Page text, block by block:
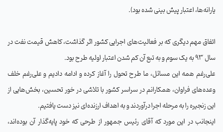
یارانه‌ها، اعتبار پیش بینی شده بود).
اتفاق مهم دیگری که بر فعالیت‌های اجرایی کشور اثر گذاشت، کاهش قیمت نفت در
سال 93 به یک سوم و به تبع آن کم شدن اعتبار اولیه طرح بود
.
علی‌رغم همه این مسائل، ما طرح تحول را آغاز کرده و ادامه دادیم و علی‌رغم خلف
وعده‌های فراوان، همکارانم در سراسر کشور با تلاشی در خور تحسین، بخش‌هایی از
این زنجیره را به مرحله اجرا درآوردند و به اهداف ارزنده‌ای نیز دست یافتیم.
اینجانب در این مورد که آقای رئیس جمهور از طرحی که خود پایه‌گذار آن بوده‌اند،